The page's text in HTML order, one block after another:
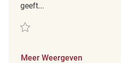
geeft...
Redden Merchandising REQ139781
Meer Weergeven